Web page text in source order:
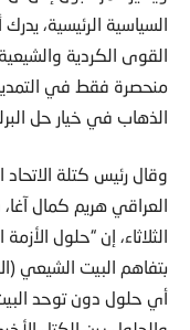
السياسية الرئيسية،
القوى الكردية
منحصرة فقط في
الذهاب في خيار حل
وقال رئيس كتلة
العراقي هريم كمال
الثلاثاء، إن “حلول
بتفاهم البيت الشيعي
أي حلول دون توحد